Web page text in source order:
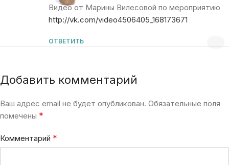
Видео от Марины Вилесовой по мероприятию
http://vk.com/video4506405_168173671
ОТВЕТИТЬ
Добавить комментарий
Ваш адрес email не будет опубликован. Обязательные поля
помечены *
Комментарий *